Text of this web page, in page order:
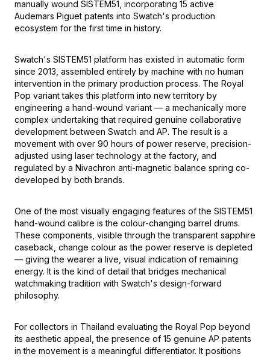
manually wound SISTEM51, incorporating 15 active
Audemars Piguet patents into Swatch's production
ecosystem for the first time in history.
Swatch's SISTEM51 platform has existed in automatic form
since 2013, assembled entirely by machine with no human
intervention in the primary production process. The Royal
Pop variant takes this platform into new territory by
engineering a hand-wound variant — a mechanically more
complex undertaking that required genuine collaborative
development between Swatch and AP. The result is a
movement with over 90 hours of power reserve, precision-
adjusted using laser technology at the factory, and
regulated by a Nivachron anti-magnetic balance spring co-
developed by both brands.
One of the most visually engaging features of the SISTEM51
hand-wound calibre is the colour-changing barrel drums.
These components, visible through the transparent sapphire
caseback, change colour as the power reserve is depleted
— giving the wearer a live, visual indication of remaining
energy. It is the kind of detail that bridges mechanical
watchmaking tradition with Swatch's design-forward
philosophy.
For collectors in Thailand evaluating the Royal Pop beyond
its aesthetic appeal, the presence of 15 genuine AP patents
in the movement is a meaningful differentiator. It positions